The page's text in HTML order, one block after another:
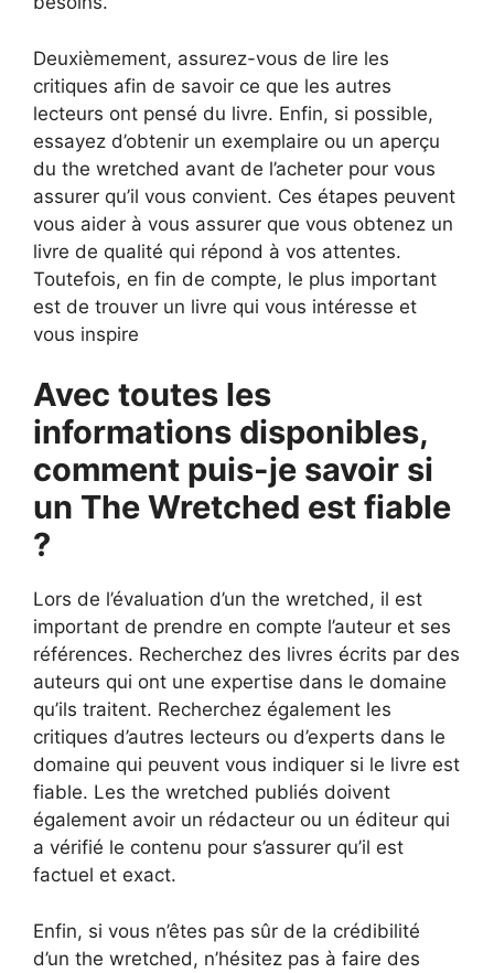
Deuxièmement, assurez-vous de lire les
critiques afin de savoir ce que les autres
lecteurs ont pensé du livre. Enfin, si possible,
essayez d’obtenir un exemplaire ou un aperçu
du the wretched avant de l’acheter pour vous
assurer qu’il vous convient. Ces étapes peuvent
vous aider à vous assurer que vous obtenez un
livre de qualité qui répond à vos attentes.
Toutefois, en fin de compte, le plus important
est de trouver un livre qui vous intéresse et
vous inspire
Avec toutes les
informations disponibles,
comment puis-je savoir si
un The Wretched est fiable
?
Lors de l’évaluation d’un the wretched, il est
important de prendre en compte l’auteur et ses
références. Recherchez des livres écrits par des
auteurs qui ont une expertise dans le domaine
qu’ils traitent. Recherchez également les
critiques d’autres lecteurs ou d’experts dans le
domaine qui peuvent vous indiquer si le livre est
fiable. Les the wretched publiés doivent
également avoir un rédacteur ou un éditeur qui
a vérifié le contenu pour s’assurer qu’il est
factuel et exact.
Enfin, si vous n’êtes pas sûr de la crédibilité
d’un the wretched, n’hésitez pas à faire des